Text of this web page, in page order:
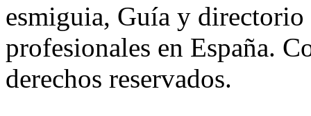
esmiguia, Guía y directorio
profesionales en España.
derechos reservados.